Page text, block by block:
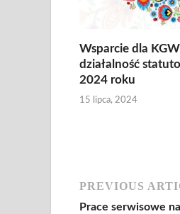
Wsparcie dla
działalność
2024 roku
15 lipca, 2024
PREVIOUS
Prace serwisowe